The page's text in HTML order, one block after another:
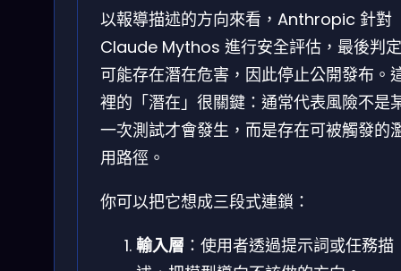
以報導描述的方向來看，Anthropic 針對
Claude Mythos 進行安全評估，最後判定
可能存在潛在危害，因此停止公開發布。
裡的「潛在」很關鍵：通常代表風險不是
一次測試才會發生，而是存在可被觸發的
用路徑。
你可以把它想成三段式連鎖：
輸入層 ：使用者透過提示詞或任務描